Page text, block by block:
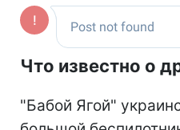
Что известно о
"Бабой Ягой"